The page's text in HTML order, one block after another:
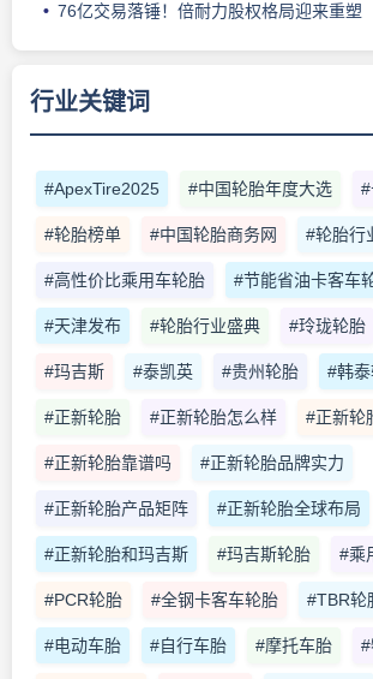
76亿交易落锤！倍耐力股权格局迎来重塑
行业关键词
#ApexTire2025 #中国轮胎年度大选
#轮胎榜单 #中国轮胎商务网 #轮胎行
#高性价比乘用车轮胎 #节能省油卡客车
#天津发布 #轮胎行业盛典 #玲珑轮胎
#玛吉斯 #泰凯英 #贵州轮胎 #韩
#正新轮胎 #正新轮胎怎么样 #正新轮
#正新轮胎靠谱吗 #正新轮胎品牌实力
#正新轮胎产品矩阵 #正新轮胎全球布局
#正新轮胎和玛吉斯 #玛吉斯轮胎 #乘
#PCR轮胎 #全钢卡客车轮胎 #TBR轮
#电动车胎 #自行车胎 #摩托车胎